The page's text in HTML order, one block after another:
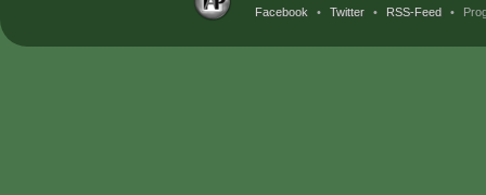
Facebook
• Twitter • RSS-Feed •